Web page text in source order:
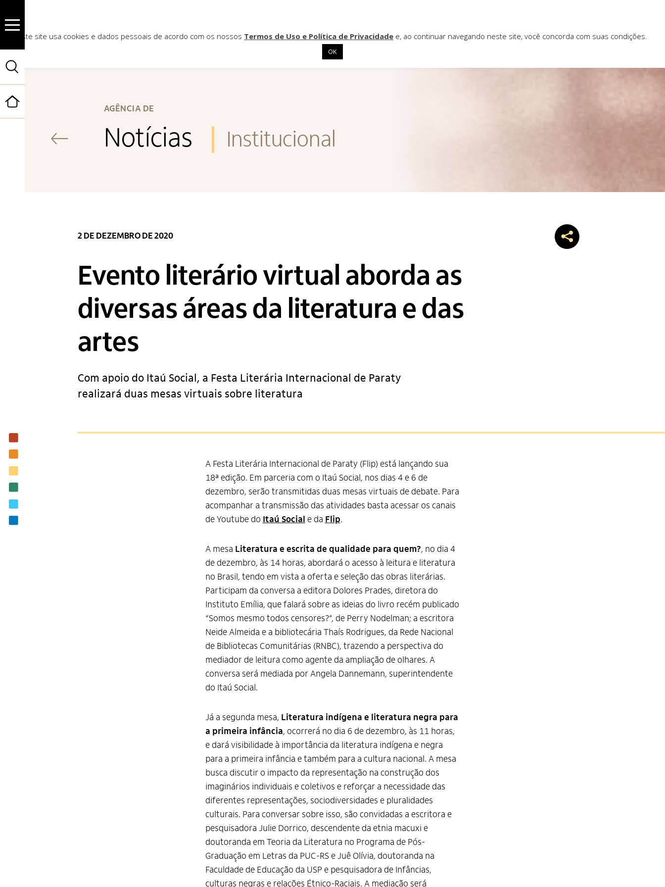
AGÊNCIA DE
Notícias Institucional
2 DE DEZEMBRO DE 2020
Evento literário virtual aborda as
diversas áreas da literatura e das
artes
Com apoio do Itaú Social, a Festa Literária Internacional de Paraty
realizará duas mesas virtuais sobre literatura
A Festa Literária Internacional de Paraty (Flip) está lançando sua
18ª edição. Em parceria com o Itaú Social, nos dias 4 e 6 de
dezembro, serão transmitidas duas mesas virtuais de debate. Para
acompanhar a transmissão das atividades basta acessar os canais
de Youtube do Itaú Social e da Flip.
A mesa Literatura e escrita de qualidade para quem?, no dia 4
de dezembro, às 14 horas, abordará o acesso à leitura e literatura
no Brasil, tendo em vista a oferta e seleção das obras literárias.
Participam da conversa a editora Dolores Prades, diretora do
Instituto Emília, que falará sobre as ideias do livro recém publicado
“Somos mesmo todos censores?”, de Perry Nodelman; a escritora
Neide Almeida e a bibliotecária Thaís Rodrigues, da Rede Nacional
de Bibliotecas Comunitárias (RNBC), trazendo a perspectiva do
mediador de leitura como agente da ampliação de olhares. A
conversa será mediada por Angela Dannemann, superintendente
do Itaú Social.
Já a segunda mesa, Literatura indígena e literatura negra para
a primeira infância, ocorrerá no dia 6 de dezembro, às 11 horas,
e dará visibilidade à importância da literatura indígena e negra
para a primeira infância e também para a cultura nacional. A mesa
busca discutir o impacto da representação na construção dos
imaginários individuais e coletivos e reforçar a necessidade das
diferentes representações, sociodiversidades e pluralidades
culturais. Para conversar sobre isso, são convidadas a escritora e
pesquisadora Julie Dorrico, descendente da etnia macuxi e
doutoranda em Teoria da Literatura no Programa de Pós-
Graduação em Letras da PUC-RS e Juê Olívia, doutoranda na
Faculdade de Educação da USP e pesquisadora de Infâncias,
culturas negras e relações Étnico-Raciais. A mediação será
Este site usa cookies e dados pessoais de acordo com os nossos Termos de Uso e Política de Privacidade e, ao continuar navegando neste site, você concorda com suas condições.
OK